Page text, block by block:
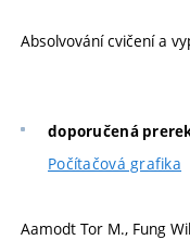
Absolvování cvičení a
doporučená
Počítačová grafika
Aamodt Tor M., Fung